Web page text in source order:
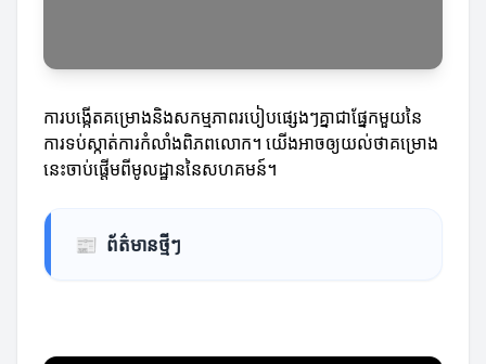
ការបង្កើតគម្រោងនិងសកម្មភាពរបៀបផ្សេងៗគ្នាជាផ្នែកមួយនៃ
ការទប់ស្កាត់ការកំលាំងពិភពលោក។ យើងអាចឲ្យយល់ថាគម្រោង
នេះចាប់ផ្តើមពីមូលដ្ឋាននៃសហគមន៍។
📰 ព័ត៌មានថ្មីៗ